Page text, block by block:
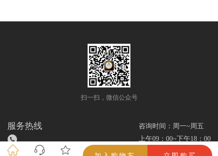
扫一扫，微信公众号
服务热线
咨询时间：周一~周五
上午09：00~下午18：00